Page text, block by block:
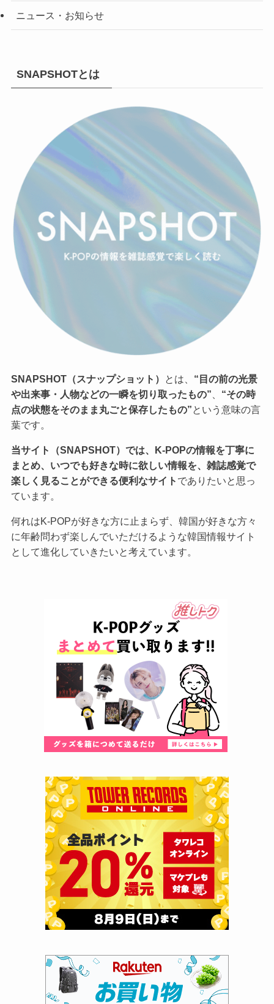
ニュース・お知らせ
SNAPSHOTとは
SNAPSHOT（スナップショット） とは、 “目の前の光景
や出来事・人物などの一瞬を切り取ったもの”
“その時
点の状態をそのまま丸ごと保存したもの”という意味の言
葉です。
当サイト（SNAPSHOT）では、K-POPの情報を丁寧に
まとめ、いつでも好きな時に欲しい情報を、雑誌感覚で
楽しく見ることができる便利なサイト でありたいと思っ
ています。
何れはK-POPが好きな方に止まらず、韓国が好きな方々
に年齢問わず楽しんでいただけるような韓国情報サイト
として進化していきたいと考えています。